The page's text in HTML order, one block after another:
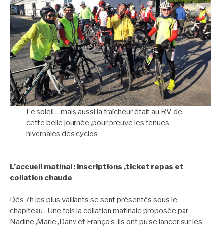
Le soleil …mais aussi la fraîcheur était au RV de
cette belle journée ,pour preuve les tenues
hivernales des cyclos
L’accueil matinal : inscriptions ,ticket repas et
collation chaude
Dès 7h les plus vaillants se sont présentés sous le
chapiteau . Une fois la collation matinale proposée par
Nadine ,Marie ,Dany et François ,ils ont pu se lancer sur les